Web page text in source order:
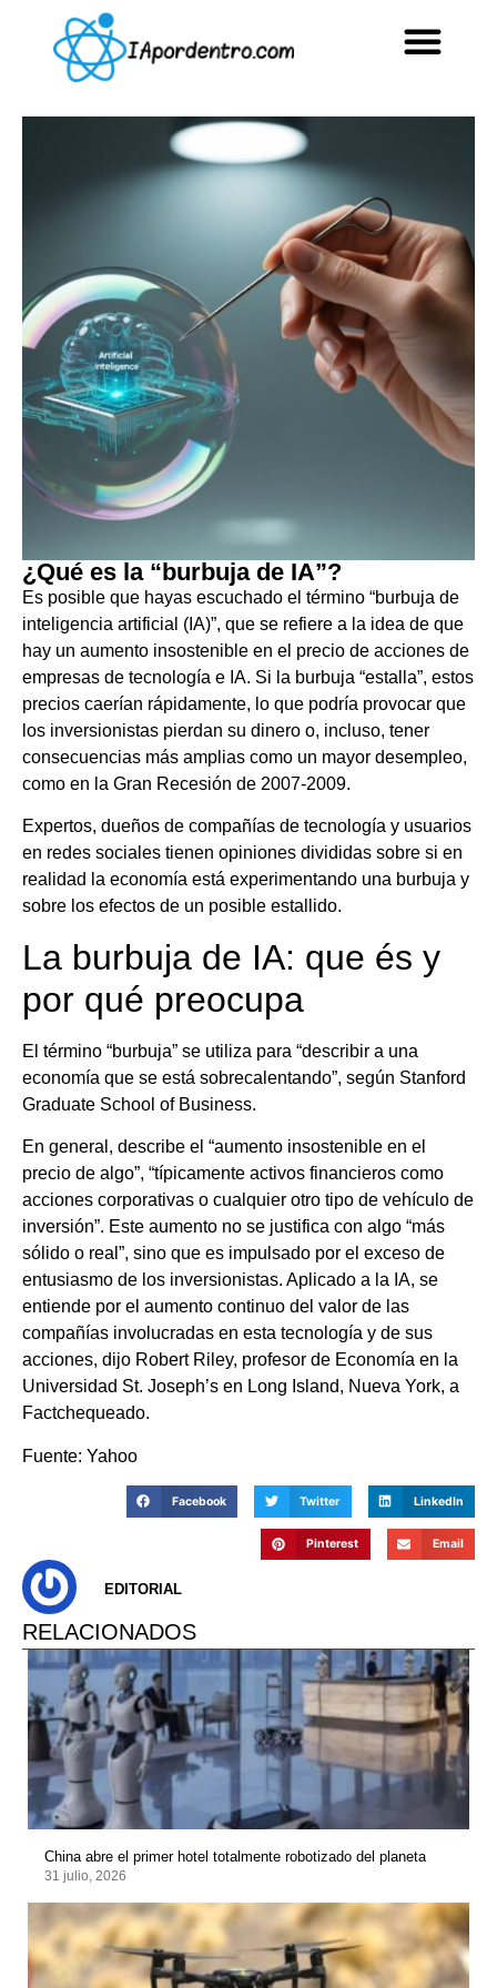
¿Qué es la “burbuja de IA”?
Es posible que hayas escuchado el término “burbuja de
inteligencia artificial (IA)”, que se refiere a la idea de que
hay un aumento insostenible en el precio de acciones de
empresas de tecnología e IA. Si la burbuja “estalla”, estos
precios caerían rápidamente, lo que podría provocar que
los inversionistas pierdan su dinero o, incluso, tener
consecuencias más amplias como un mayor desempleo,
como en la Gran Recesión de 2007-2009.
Expertos, dueños de compañías de tecnología y usuarios
en redes sociales tienen opiniones divididas sobre si en
realidad la economía está experimentando una burbuja y
sobre los efectos de un posible estallido.
La burbuja de IA: que és y
por qué preocupa
El término “burbuja” se utiliza para “describir a una
economía que se está sobrecalentando”, según Stanford
Graduate School of Business.
En general, describe el “aumento insostenible en el
precio de algo”, “típicamente activos financieros como
acciones corporativas o cualquier otro tipo de vehículo de
inversión”. Este aumento no se justifica con algo “más
sólido o real”, sino que es impulsado por el exceso de
entusiasmo de los inversionistas. Aplicado a la IA, se
entiende por el aumento continuo del valor de las
compañías involucradas en esta tecnología y de sus
acciones, dijo Robert Riley, profesor de Economía en la
Universidad St. Joseph’s en Long Island, Nueva York, a
Factchequeado.
Fuente: Yahoo
Facebook Twitter LinkedIn
Pinterest Email
EDITORIAL
RELACIONADOS
China abre el primer hotel totalmente robotizado del planeta
31 julio, 2026